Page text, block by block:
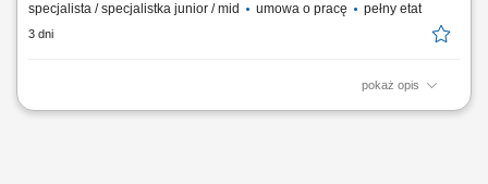
specjalista / specjalistka junior / mid umowa o pracę pełny etat
3 dni
pokaż opis
Opis stanowiska Prowadzenie dokumentacji medycznej, zgodnie ze